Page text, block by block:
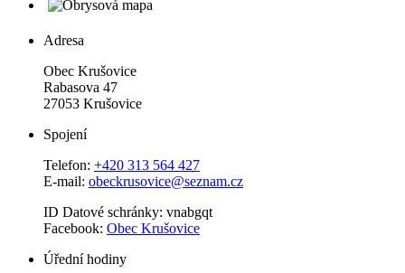
Adresa
Obec Krušovice
Rabasova 47
27053 Krušovice
Spojení
Telefon: +420 313 564 427
E-mail: obeckrusovice@seznam.cz
ID Datové schránky: vnabgqt
Facebook: Obec Krušovice
Úřední hodiny